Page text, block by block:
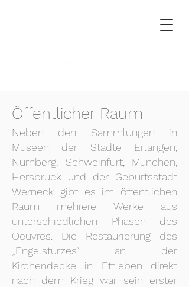
Öffentlicher Raum
Neben den Sammlungen in
Museen der Städte Erlangen,
Nürnberg, Schweinfurt, München,
Hersbruck und der Geburtsstadt
Werneck gibt es im öffentlichen
Raum mehrere Werke aus
unterschiedlichen Phasen des
Oeuvres. Die Restaurierung des
„Engelsturzes“ an der
Kirchendecke in Ettleben direkt
nach dem Krieg war sein erster